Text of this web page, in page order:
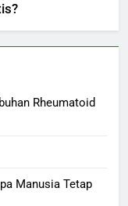
Rheumatoid
Manusia Tetap